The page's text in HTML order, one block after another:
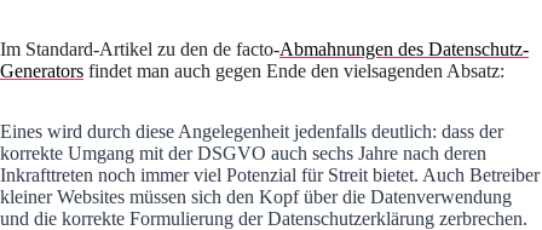
Im Standard-Artikel zu den de facto-Abmahnungen des Datenschutz-
Generators findet man auch gegen Ende den vielsagenden Absatz:
Eines wird durch diese Angelegenheit jedenfalls deutlich: dass der
korrekte Umgang mit der DSGVO auch sechs Jahre nach deren
Inkrafttreten noch immer viel Potenzial für Streit bietet. Auch Betreiber
kleiner Websites müssen sich den Kopf über die Datenverwendung
und die korrekte Formulierung der Datenschutzerklärung zerbrechen.